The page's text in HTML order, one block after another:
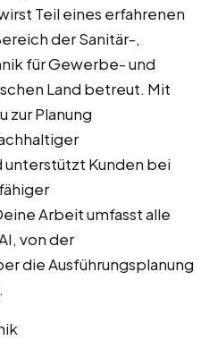
Teil eines erfahrenen
der Sanitär-,
für Gewerbe- und
Land betreut. Mit
zur Planung
Kunden bei
Arbeit umfasst alle
von der
die Ausführungsplanung